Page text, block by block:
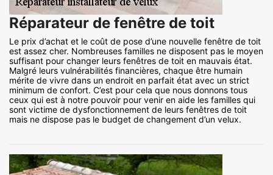
Réparateur de fenêtre de toit
Le prix d’achat et le coût de pose d’une nouvelle fenêtre de toit
est assez cher. Nombreuses familles ne disposent pas le moyen
suffisant pour changer leurs fenêtres de toit en mauvais état.
Malgré leurs vulnérabilités financières, chaque être humain
mérite de vivre dans un endroit en parfait état avec un strict
minimum de confort. C’est pour cela que nous donnons tous
ceux qui est à notre pouvoir pour venir en aide les familles qui
sont victime de dysfonctionnement de leurs fenêtres de toit
mais ne dispose pas le budget de changement d’un velux.